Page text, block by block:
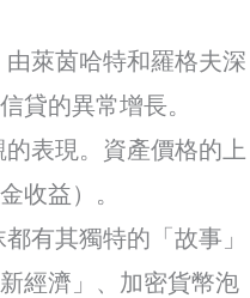
萊茵哈特和羅格夫深
貸的異常增長。
表現。資產價格的上
收益）。
有其獨特的「故事」
經濟」、加密貨幣泡